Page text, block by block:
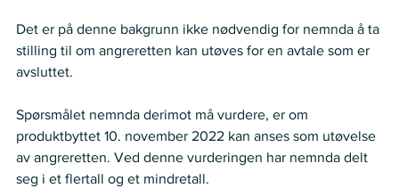
Det er på denne bakgrunn ikke nødvendig for nemnda å ta
stilling til om angreretten kan utøves for en avtale som er
avsluttet.
Spørsmålet nemnda derimot må vurdere, er om
produktbyttet 10. november 2022 kan anses som utøvelse
av angreretten. Ved denne vurderingen har nemnda delt
seg i et flertall og et mindretall.